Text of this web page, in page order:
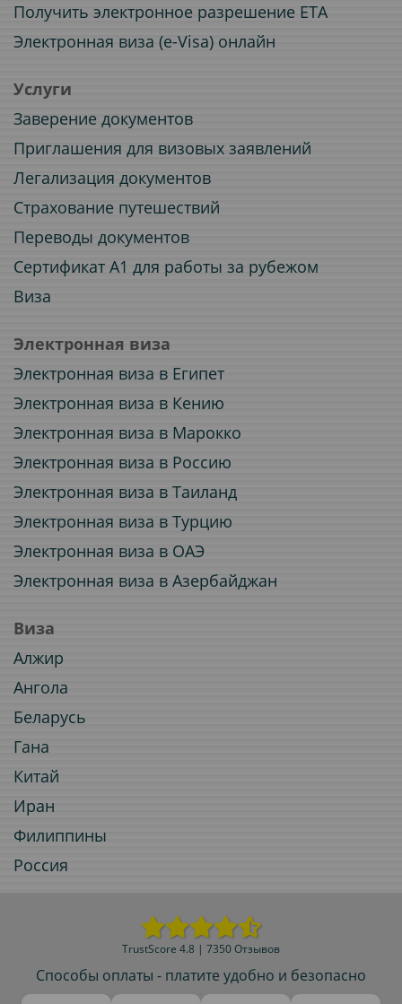
Получить электронное разрешение ETA
Электронная виза (e-Visa) онлайн
Услуги
Заверение документов
Приглашения для визовых заявлений
Легализация документов
Страхование путешествий
Переводы документов
Сертификат A1 для работы за рубежом
Виза
Электронная виза
Электронная виза в Египет
Электронная виза в Кению
Электронная виза в Марокко
Электронная виза в Россию
Электронная виза в Таиланд
Электронная виза в Турцию
Электронная виза в ОАЭ
Электронная виза в Азербайджан
Виза
Алжир
Ангола
Беларусь
Гана
Китай
Иран
Филиппины
Россия
TrustScore 4.8 | 7350 Отзывов
Способы оплаты - платите удобно и безопасно